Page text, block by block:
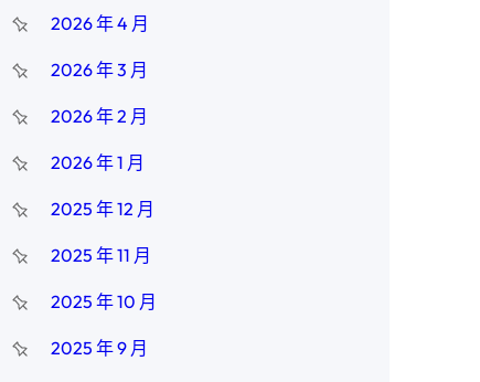
2026 年 4 月
2026 年 3 月
2026 年 2 月
2026 年 1 月
2025 年 12 月
2025 年 11 月
2025 年 10 月
2025 年 9 月